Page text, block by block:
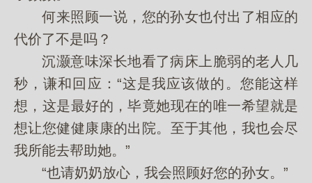
何来照顾一说，您的孙女也付出了相应的
代价了不是吗？
沉灏意味深长地看了病床上脆弱的老人几
秒，谦和回应：“这是我应该做的。您能这样
想，这是最好的，毕竟她现在的唯一希望就是
想让您健健康康的出院。至于其他，我也会尽
我所能去帮助她。”
“也请奶奶放心，我会照顾好您的孙女。”